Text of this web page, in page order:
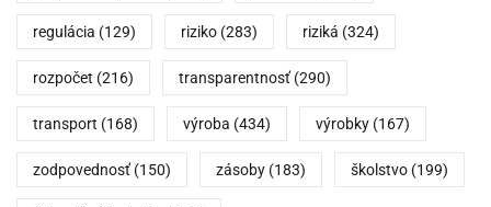
regulácia (129) riziko (283) riziká (324)
rozpočet (216) transparentnosť (290)
transport (168) výroba (434) výrobky (167)
zodpovednosť (150) zásoby (183) školstvo (199)